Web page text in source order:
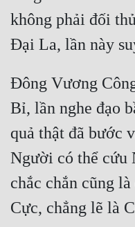
không phải đối
Đông Vương
Bỉ, lần nghe đạo
quả thật đã bước
Người có thể cứu
chắc chắn cũng